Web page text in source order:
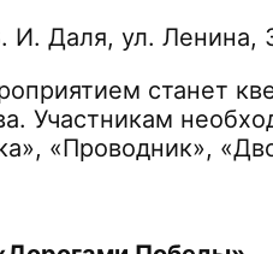
И. Даля, ул. Ленина,
станет
Участникам
«Проводник»,